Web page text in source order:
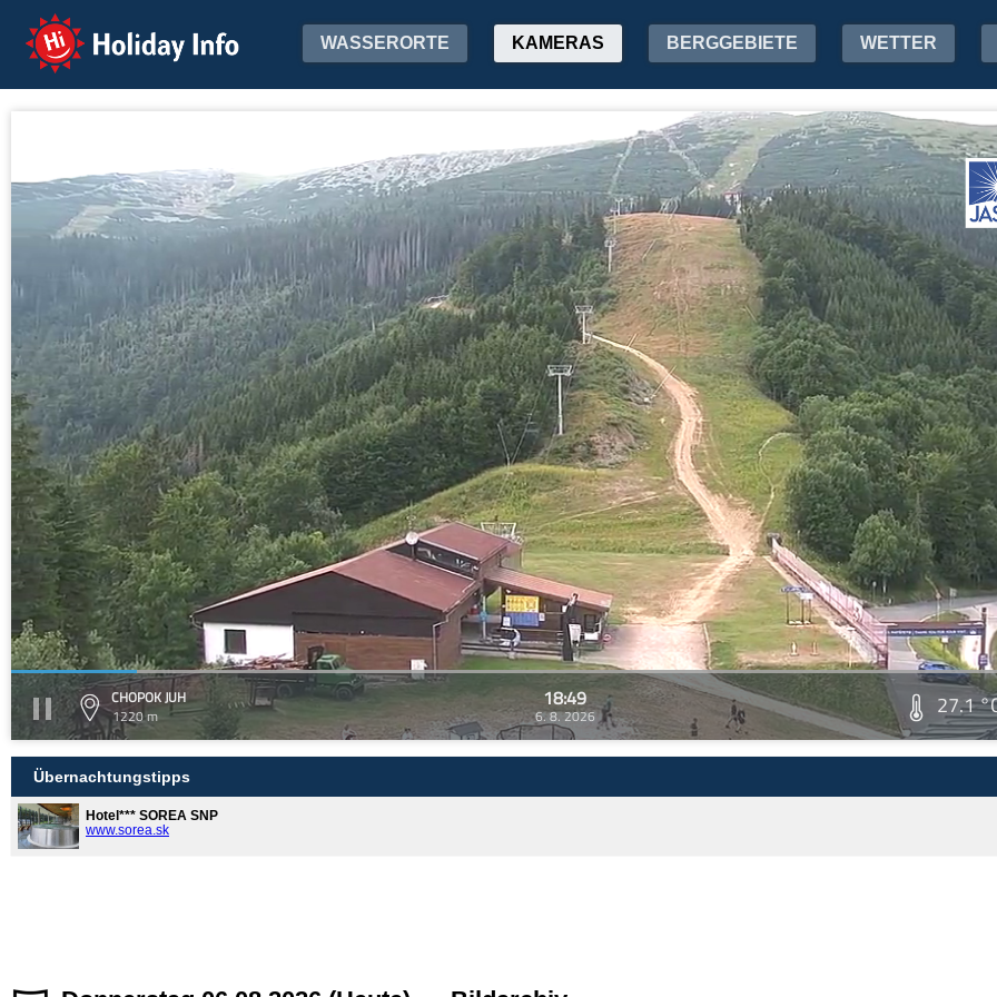
Holiday Info WASSERORTE KAMERAS BERGGEBIETE WETTER
CHOPOK JUH
1220 m
18:49
6. 8. 2026 27.1
Übernachtungstipps
Hotel*** SOREA SNP
www.sorea.sk